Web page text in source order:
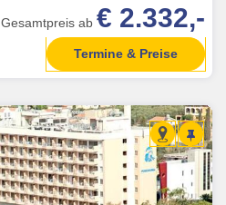
Gesamtpreis ab € 2.332,-
Termine & Preise